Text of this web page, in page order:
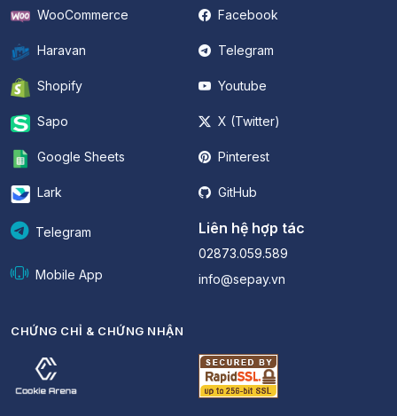
WooCommerce
Haravan
Shopify
Sapo
Google Sheets
Lark
Telegram
Mobile App
Facebook
Telegram
Youtube
X (Twitter)
Pinterest
GitHub
Liên hệ hợp tác
02873.059.589
info@sepay.vn
CHỨNG CHỈ & CHỨNG NHẬN